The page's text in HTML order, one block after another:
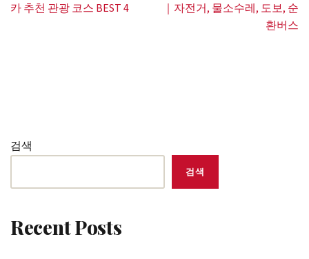
카 추천 관광 코스 BEST 4
｜자전거, 물소수레, 도보, 순
환버스
검색
검색
Recent Posts